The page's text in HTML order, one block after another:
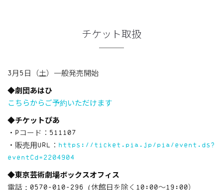
チケット取扱
3月5日（土）一般発売開始
◆劇団あはひ
こちらからご予約いただけます
◆チケットぴあ
・Pコード：511107
・販売用URL： https://ticket.pia.jp/pia/event.ds?
eventCd=2204904
◆東京芸術劇場ボックスオフィス
電話：0570-010-296（休館日を除く10:00～19:00）